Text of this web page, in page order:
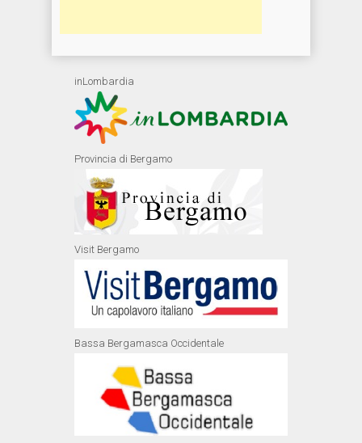
inLombardia
Provincia di Bergamo
Visit Bergamo
Bassa Bergamasca Occidentale